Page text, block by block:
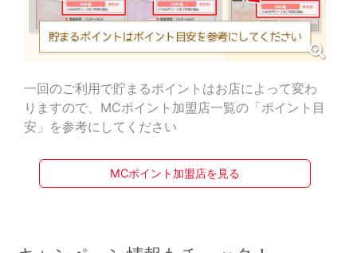
一回のご利用で貯まるポイントはお店によって変わ
りますので、MCポイント加盟店一覧の「ポイント目
安」を参考にしてください
MCポイント加盟店を見る